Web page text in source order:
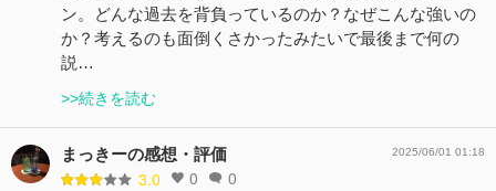
ン。どんな過去を背負っているのか？なぜこんな強いの
か？考えるのも面倒くさかったみたいで最後まで何の
説…
>>続きを読む
まっきーの感想・評価
3.0 0 0
2025/06/01 01:18